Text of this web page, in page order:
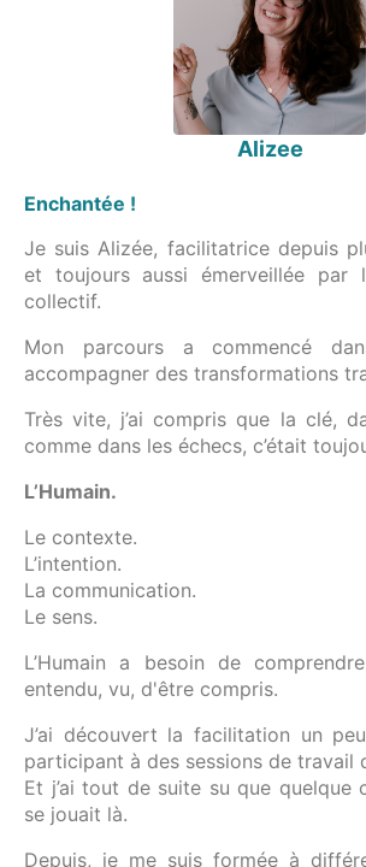
Alizee
Enchantée !
Je suis Alizée, facilitatrice depuis
et toujours aussi émerveillée par
collectif.
Mon parcours a commencé
accompagner des transformations
Très vite, j’ai compris que la clé,
comme dans les échecs, c’était
L’Humain.
Le contexte.
L’intention.
La communication.
Le sens.
L’Humain a besoin de
entendu, vu, d'être compris.
J’ai découvert la facilitation un
participant à des sessions de travail
Et j’ai tout de suite su que quelque
se jouait là.
Depuis, je me suis formée à